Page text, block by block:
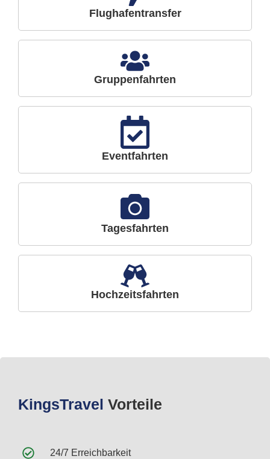
Flughafentransfer
Gruppenfahrten
Eventfahrten
Tagesfahrten
Hochzeitsfahrten
KingsTravel Vorteile
24/7 Erreichbarkeit